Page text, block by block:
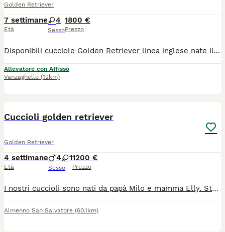
Golden Retriever
7 settimane
Età
4
Sesso
1800 €
Prezzo
Disponibili cucciole Golden Retriever linea inglese nate il 15 giugno. Genitori testati per le malattie genetiche della razza. Esenti da displasia anche e gomiti. Ecocardio FSA per la riproduzione. DNA depositato all'ENCI. Le cucciole sono disponibili dal 22 agosto. Sverminate Microchip Pedigree 1° Vaccino Test Giardia Kit puppy ALLEVAMENTO AMATORIALE CON AFFISSO ENCI "DI GOLDEN BELLE" I MIEI CANI VIVONO LIBERI NO GABBIE!
Allevatore con Affisso
Vanzaghello (12km)
Cuccioli golden retriever
Golden Retriever
4 settimane
Età
4 1
Sesso
1200 €
Prezzo
I nostri cuccioli sono nati da papà Milo e mamma Elly. Stanno crescendo in casa con la nostra famiglia. Non siamo un allevamento ma una famiglia che li sta crescendo con amore. Saranno ceduti a chi avrà amore e tempo da dargli. In cambio riceverete molto di più! Saranno vaccinati avranno microchip e libretto sanitario. Con pedigree.
Almenno San Salvatore (60.1km)